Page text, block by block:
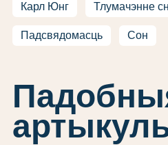
Карл Юнг Тлумачэнне
Падсвядомасць Сон